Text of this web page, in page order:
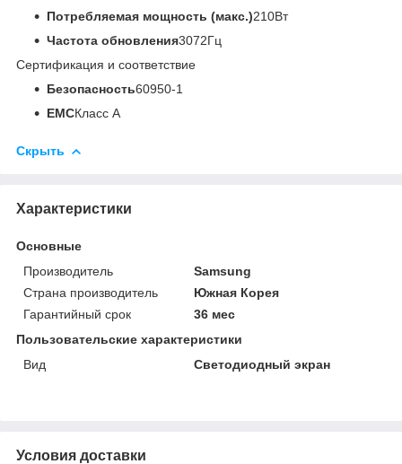
Потребляемая мощность (макс.)210Вт
Частота обновления3072Гц
Сертификация и соответствие
Безопасность60950-1
EMCКласс A
Скрыть
Характеристики
Основные
Производитель
Samsung
Страна производитель
Южная Корея
Гарантийный срок
36 мес
Пользовательские характеристики
Вид
Светодиодный экран
Условия доставки